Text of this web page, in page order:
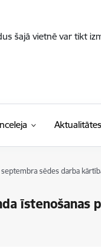
šajā vietnē var tikt
Aktualitātes
sēdes darba
īstenošanas